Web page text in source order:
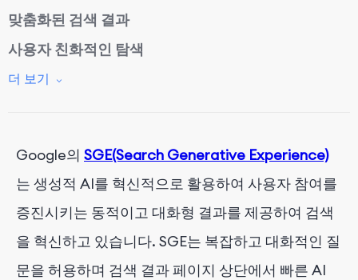
맞춤화된 검색 결과
사용자 친화적인 탐색
다양한 콘텐츠 형식
더 보기
Google의 SGE(Search Generative Experience)
는 생성적 AI를 혁신적으로 활용하여 사용자 참여를
증진시키는 동적이고 대화형 결과를 제공하여 검색
을 혁신하고 있습니다. SGE는 복잡하고 대화적인 질
문을 허용하며 검색 결과 페이지 상단에서 빠른 AI